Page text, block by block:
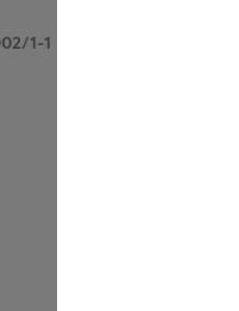
1-1